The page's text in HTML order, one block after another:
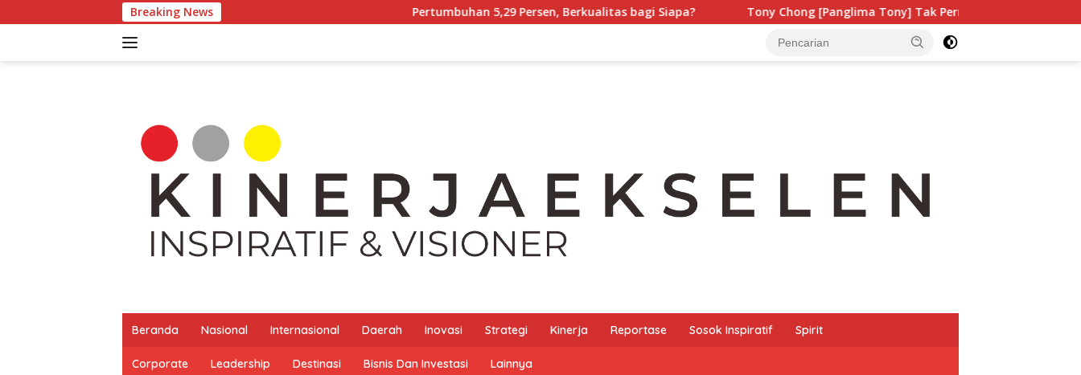
ke
Breaking News Pertumbuhan 5,29 Persen, Berkualitas bagi Siapa? Tony Chong [Panglima Tony] Tak Pernah Lelah Menjaga Eksistensi Budaya
Beranda Nasional Internasional Daerah Inovasi Strategi Kinerja Reportase Sosok Inspiratif Spirit
Corporate Leadership Destinasi Bisnis Dan Investasi Lainnya